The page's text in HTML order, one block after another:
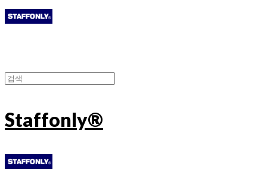
Staffonly®